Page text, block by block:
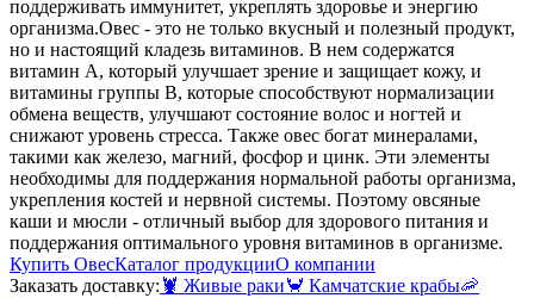
поддерживать иммунитет, укреплять здоровье и энергию
организма.Овес - это не только вкусный и полезный продукт,
но и настоящий кладезь витаминов. В нем содержатся
витамин А, который улучшает зрение и защищает кожу, и
витамины группы B, которые способствуют нормализации
обмена веществ, улучшают состояние волос и ногтей и
снижают уровень стресса. Также овес богат минералами,
такими как железо, магний, фосфор и цинк. Эти элементы
необходимы для поддержания нормальной работы организма,
укрепления костей и нервной системы. Поэтому овсяные
каши и мюсли - отличный выбор для здорового питания и
поддержания оптимального уровня витаминов в организме.
Купить ОвесКаталог продукцииО компании
Заказать доставку: 🦞 Живые раки🦀 Камчатские крабы🦐